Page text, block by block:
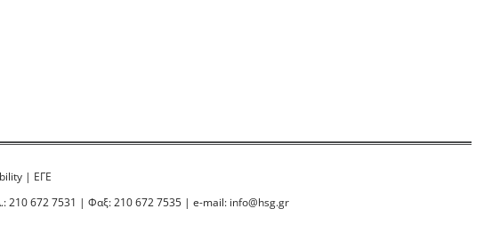
| ΕΓΕ
210 672 7531 | Φαξ: 210 672 7535 | e-mail: info@hsg.gr